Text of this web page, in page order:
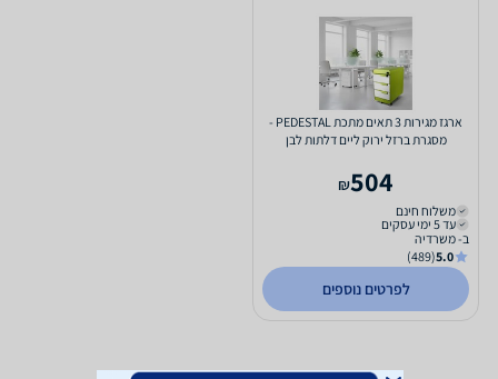
ארגז מגירות 3 תאים מתכת PEDESTAL -
מסגרת ברזל ירוק ליים דלתות לבן
504
₪
משלוח חינם
עד 5 ימי עסקים
ב- משרדיה
5.0
(489)
לפרטים נוספים